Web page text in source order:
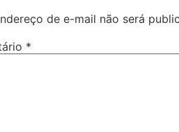
de e-mail não será
*